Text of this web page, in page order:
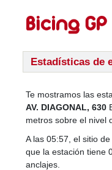
Estadísticas de
Te mostramos las
AV. DIAGONAL, 630
metros sobre el nivel
A las 05:57, el sitio
que la estación tiene
anclajes.